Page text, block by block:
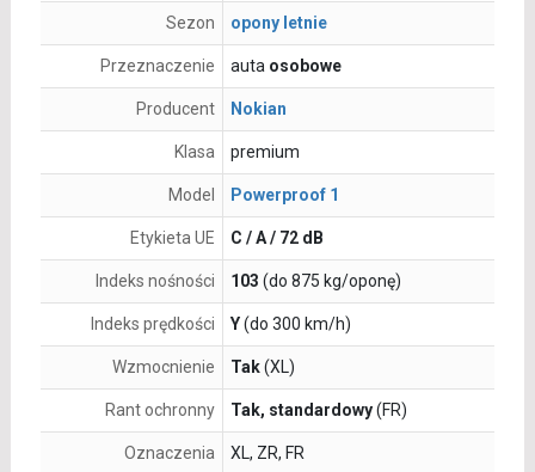
Sezon opony letnie
Przeznaczenie auta osobowe
Producent Nokian
Klasa premium
Model Powerproof 1
Etykieta UE C / A / 72 dB
Indeks nośności 103 (do 875 kg/oponę)
Indeks prędkości Y(do 300 km/h)
Wzmocnienie Tak(XL)
Rant ochronny Tak, standardowy(FR)
Oznaczenia XL, ZR, FR